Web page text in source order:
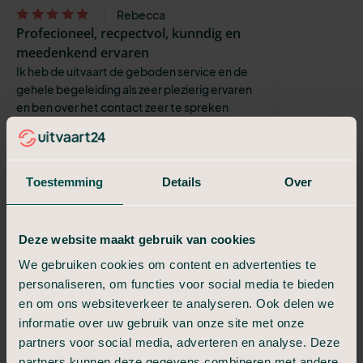
Toestemming Details Over
Deze website maakt gebruik van cookies
We gebruiken cookies om content en advertenties te
personaliseren, om functies voor social media te bieden
en om ons websiteverkeer te analyseren. Ook delen we
informatie over uw gebruik van onze site met onze
partners voor social media, adverteren en analyse. Deze
Rebecca
Profecioneel, recpectvol, kunndig en
meedenkend ervaren
Ik heb de uitvaart de geboden service en de
gehele begeleiding als zeer plezierig ervaren
en ben over het contact zeer te spreken
Het was perfect geregeld.
Bianca
Niets dan lof voor de vakkundigheid van
Uitvaart24. Alle medewerkers/ters
respectvol, zeer vriendelijk en uitermate
correct. Al onze wensen voor een waardig
rob